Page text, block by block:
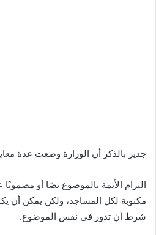
جدير بالذكر أن الوزارة وضعت عدة
التزام الأئمة بالموضوع نصًا أو
مكتوبة لكل المساجد، ولكن يمكن أن
شرط أن تدور في نفس الموضوع.